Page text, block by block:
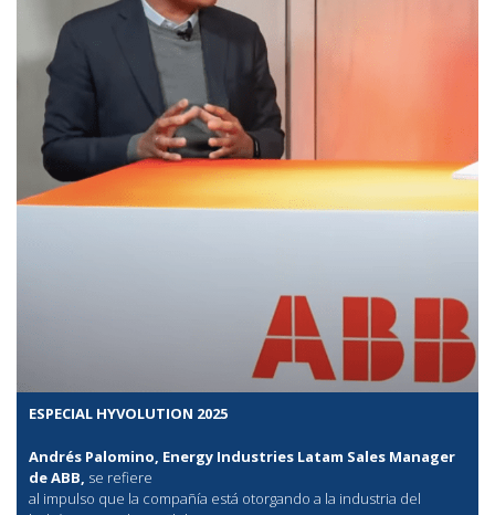
ESPECIAL HYVOLUTION 2025
Andrés Palomino, Energy Industries Latam Sales Manager
de ABB, se refiere
al impulso que la compañía está otorgando a la industria del